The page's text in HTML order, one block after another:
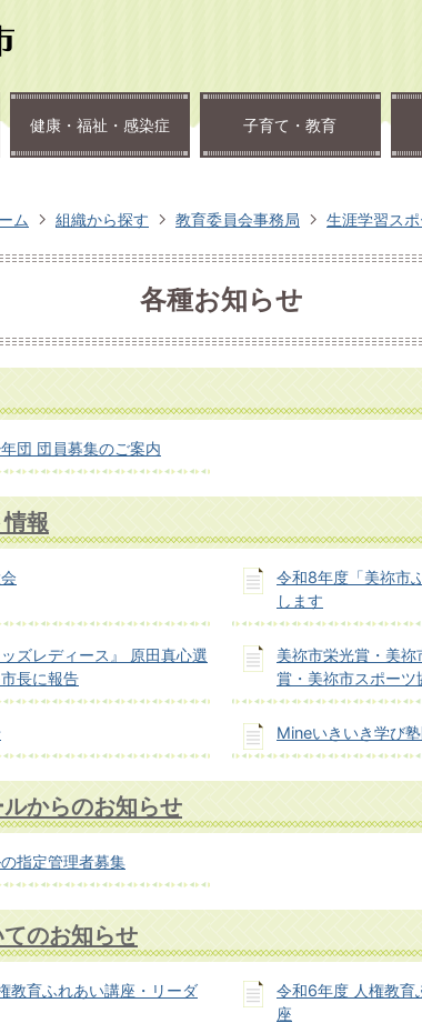
健康・福祉・感染症 子育て・教育
ム 組織から探す 教育委員会事務局 生涯学習ス
各種お知らせ
団 団員募集のご案内
報
令和8年度「美祢市
します
ッズレディース』 原田真心選
長に報告
美祢市栄光賞・美
賞・美祢市スポー
Mineいきいき学び
からのお知らせ
指定管理者募集
のお知らせ
教育ふれあい講座・リーダ
令和6年度 人権教育
座